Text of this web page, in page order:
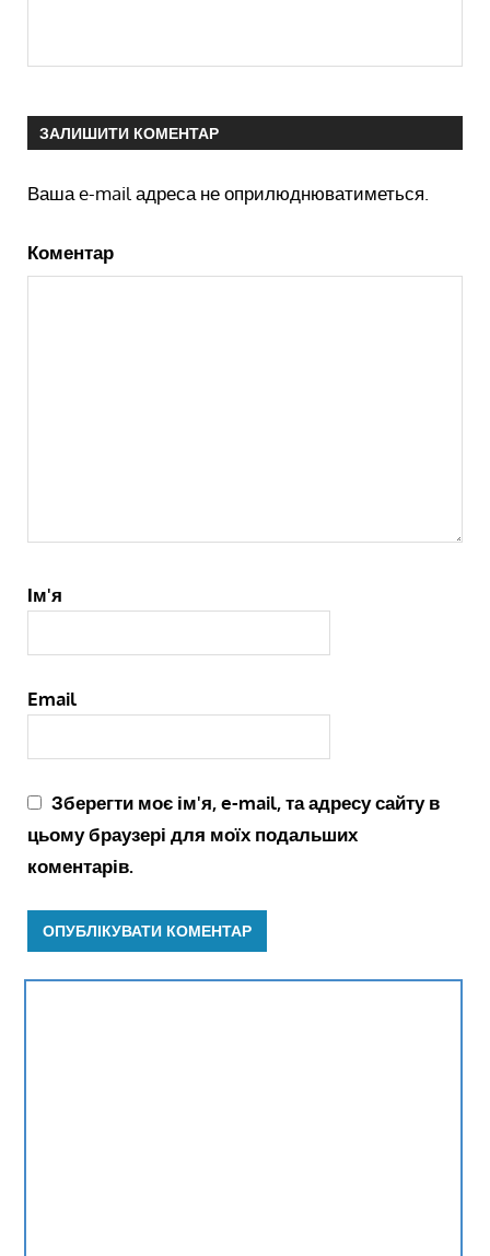
ЗАЛИШИТИ КОМЕНТАР
Ваша e-mail адреса не оприлюднюватиметься.
Коментар
Ім'я
Email
Зберегти моє ім'я, e-mail, та адресу сайту в
цьому браузері для моїх подальших
коментарів.